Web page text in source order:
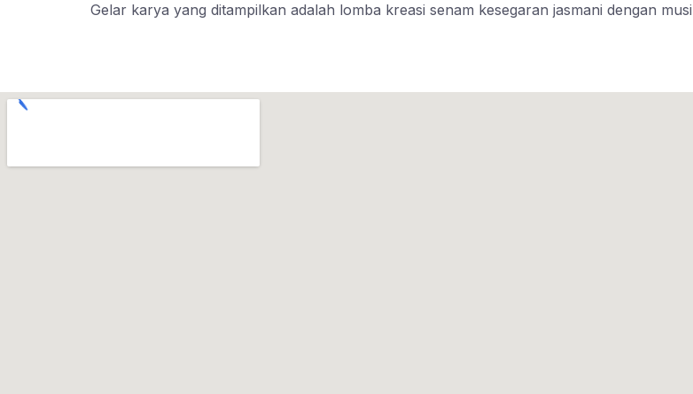
Gelar karya yang ditampilkan adalah lomba kreasi senam kesegaran jasmani dengan